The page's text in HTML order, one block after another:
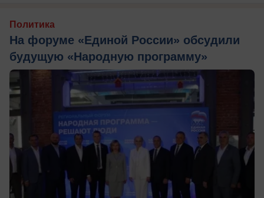
Политика
На форуме «Единой России» обсудили
будущую «Народную программу»